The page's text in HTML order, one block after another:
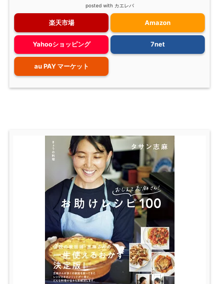
posted with カエレバ
楽天市場 Amazon
Yahooショッピング 7net
au PAY マーケット